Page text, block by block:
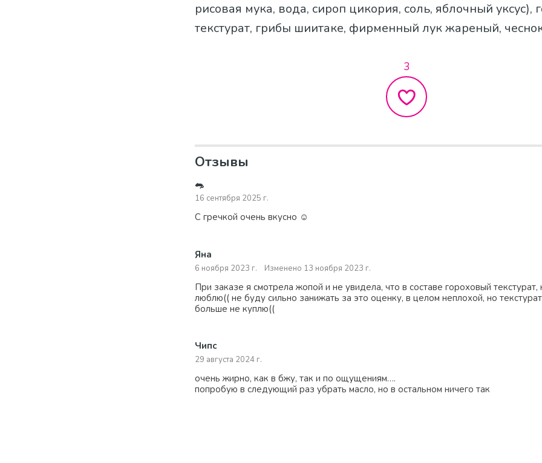
рисовая мука, вода, сироп цикория, соль, яблочный уксус),
текстурат, грибы шиитаке, фирменный лук жареный,
3
Отзывы
🐀
16 сентября 2025 г.
С гречкой очень вкусно ☺️
Яна
6 ноября 2023 г. Изменено 13 ноября 2023 г.
При заказе я смотрела жопой и не увидела, что в составе гороховый текстурат,
люблю(( не буду сильно занижать за это оценку, в целом неплохой, но
больше не куплю((
Чипс
29 августа 2024 г.
очень жирно, как в бжу, так и по ощущениям….
попробую в следующий раз убрать масло, но в остальном ничего так